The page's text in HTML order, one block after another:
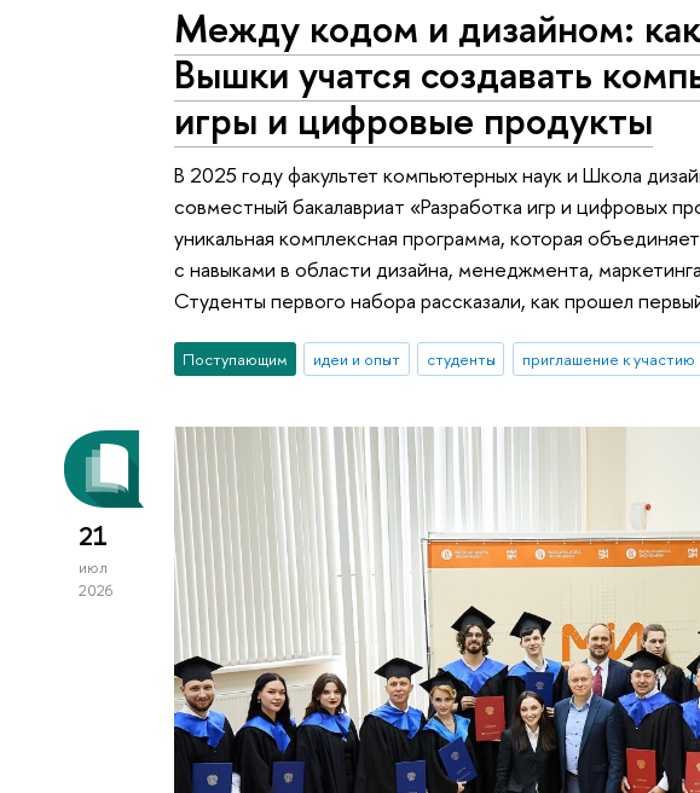
Между кодом и дизайном:
Вышки учатся создавать
игры и цифровые продукты
В 2025 году факультет компьютерных наук и Школа
совместный бакалавриат «Разработка игр и цифровых
уникальная комплексная программа, которая
с навыками в области дизайна, менеджмента,
Студенты первого набора рассказали, как прошел
Поступающим идеи и опыт студенты приглашение к участию
21
июл
2026